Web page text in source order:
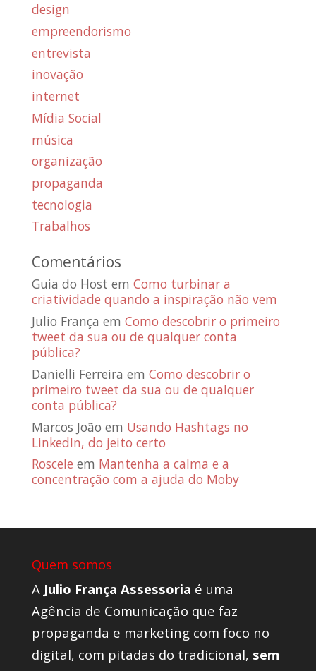
design
empreendorismo
entrevista
inovação
internet
Mídia Social
música
organização
propaganda
tecnologia
Trabalhos
Comentários
Guia do Host em Como turbinar a
criatividade quando a inspiração não vem
Julio França em Como descobrir o primeiro
tweet da sua ou de qualquer conta
pública?
Danielli Ferreira em Como descobrir o
primeiro tweet da sua ou de qualquer
conta pública?
Marcos João em Usando Hashtags no
LinkedIn, do jeito certo
Roscele em Mantenha a calma e a
concentração com a ajuda do Moby
Quem somos
A Julio França Assessoria é uma
Agência de Comunicação que faz
propaganda e marketing com foco no
digital, com pitadas do tradicional, sem